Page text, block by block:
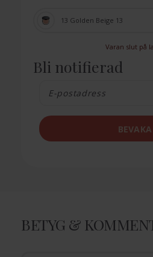
13 Golden Beige 13
Varan slut på
Bli notifierad
BEVAKA
BETYG &